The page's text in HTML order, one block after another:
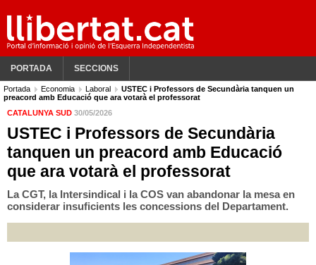
PORTADA SECCIONS
Portada Economia Laboral
USTEC i Professors de Secundària tanquen un
preacord amb Educació que ara votarà el professorat
CATALUNYA SUD 30/05/2026
USTEC i Professors de Secundària
tanquen un preacord amb Educació
que ara votarà el professorat
La CGT, la Intersindical i la COS van abandonar la mesa en
considerar insuficients les concessions del Departament.